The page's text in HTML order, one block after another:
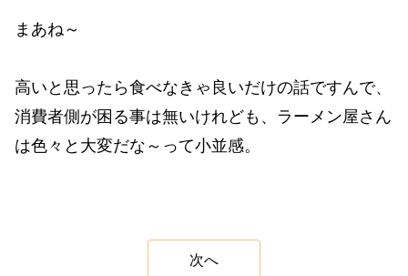
まあね～
高いと思ったら食べなきゃ良いだけの話ですんで、
消費者側が困る事は無いけれども、ラーメン屋さん
は色々と大変だな～って小並感。
次へ